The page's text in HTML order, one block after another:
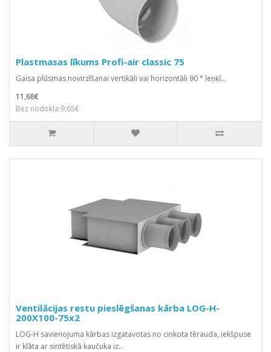
Plastmasas līkums Profi-air classic 75
Gaisa plūsmas novirzīšanai vertikāli vai horizontāli 90 ° leņķī...
11,68€
Bez nodokļa:9,65€
Ventilācijas restu pieslēgšanas kārba LOG-H-
200X100-75x2
LOG-H savienojuma kārbas izgatavotas no cinkota tērauda, iekšpuse
ir klāta ar sintētiskā kaučuka iz..